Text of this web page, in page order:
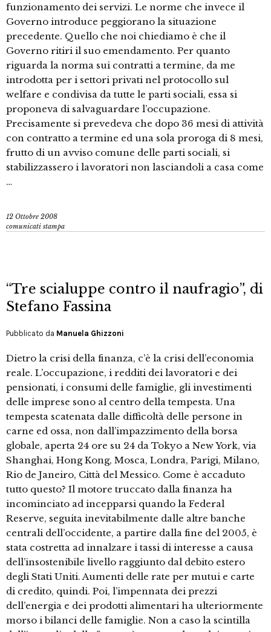
funzionamento dei servizi. Le norme che invece il
Governo introduce peggiorano la situazione
precedente. Quello che noi chiediamo è che il
Governo ritiri il suo emendamento. Per quanto
riguarda la norma sui contratti a termine, da me
introdotta per i settori privati nel protocollo sul
welfare e condivisa da tutte le parti sociali, essa si
proponeva di salvaguardare l’occupazione.
Precisamente si prevedeva che dopo 36 mesi di attività
con contratto a termine ed una sola proroga di 8 mesi,
frutto di un avviso comune delle parti sociali, si
stabilizzassero i lavoratori non lasciandoli a casa come
…
12 Ottobre 2008
comunicati stampa
“Tre scialuppe contro il naufragio”, di
Stefano Fassina
Pubblicato da Manuela Ghizzoni
Dietro la crisi della finanza, c’è la crisi dell’economia
reale. L’occupazione, i redditi dei lavoratori e dei
pensionati, i consumi delle famiglie, gli investimenti
delle imprese sono al centro della tempesta. Una
tempesta scatenata dalle difficoltà delle persone in
carne ed ossa, non dall’impazzimento della borsa
globale, aperta 24 ore su 24 da Tokyo a New York, via
Shanghai, Hong Kong, Mosca, Londra, Parigi, Milano,
Rio de Janeiro, Città del Messico. Come è accaduto
tutto questo? Il motore truccato dalla finanza ha
incominciato ad incepparsi quando la Federal
Reserve, seguita inevitabilmente dalle altre banche
centrali dell’occidente, a partire dalla fine del 2005, è
stata costretta ad innalzare i tassi di interesse a causa
dell’insostenibile livello raggiunto dal debito estero
degli Stati Uniti. Aumenti delle rate per mutui e carte
di credito, quindi. Poi, l’impennata dei prezzi
dell’energia e dei prodotti alimentari ha ulteriormente
morso i bilanci delle famiglie. Non a caso la scintilla